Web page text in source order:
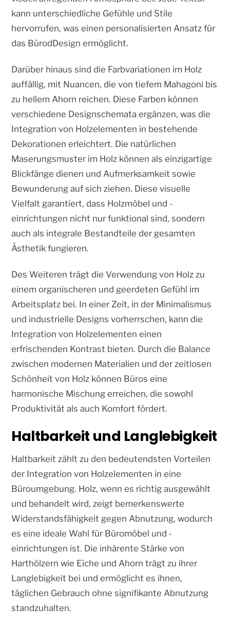
kann unterschiedliche Gefühle und Stile
hervorrufen, was einen personalisierten Ansatz für
das BürodDesign ermöglicht.
Darüber hinaus sind die Farbvariationen im Holz
auffällig, mit Nuancen, die von tiefem Mahagoni bis
zu hellem Ahorn reichen. Diese Farben können
verschiedene Designschemata ergänzen, was die
Integration von Holzelementen in bestehende
Dekorationen erleichtert. Die natürlichen
Maserungsmuster im Holz können als einzigartige
Blickfänge dienen und Aufmerksamkeit sowie
Bewunderung auf sich ziehen. Diese visuelle
Vielfalt garantiert, dass Holzmöbel und -
einrichtungen nicht nur funktional sind, sondern
auch als integrale Bestandteile der gesamten
Ästhetik fungieren.
Des Weiteren trägt die Verwendung von Holz zu
einem organischeren und geerdeten Gefühl im
Arbeitsplatz bei. In einer Zeit, in der Minimalismus
und industrielle Designs vorherrschen, kann die
Integration von Holzelementen einen
erfrischenden Kontrast bieten. Durch die Balance
zwischen modernen Materialien und der zeitlosen
Schönheit von Holz können Büros eine
harmonische Mischung erreichen, die sowohl
Produktivität als auch Komfort fördert.
Haltbarkeit und Langlebigkeit
Haltbarkeit zählt zu den bedeutendsten Vorteilen
der Integration von Holzelementen in eine
Büroumgebung. Holz, wenn es richtig ausgewählt
und behandelt wird, zeigt bemerkenswerte
Widerstandsfähigkeit gegen Abnutzung, wodurch
es eine ideale Wahl für Büromöbel und -
einrichtungen ist. Die inhärente Stärke von
Harthölzern wie Eiche und Ahorn trägt zu ihrer
Langlebigkeit bei und ermöglicht es ihnen,
täglichen Gebrauch ohne signifikante Abnutzung
standzuhalten.